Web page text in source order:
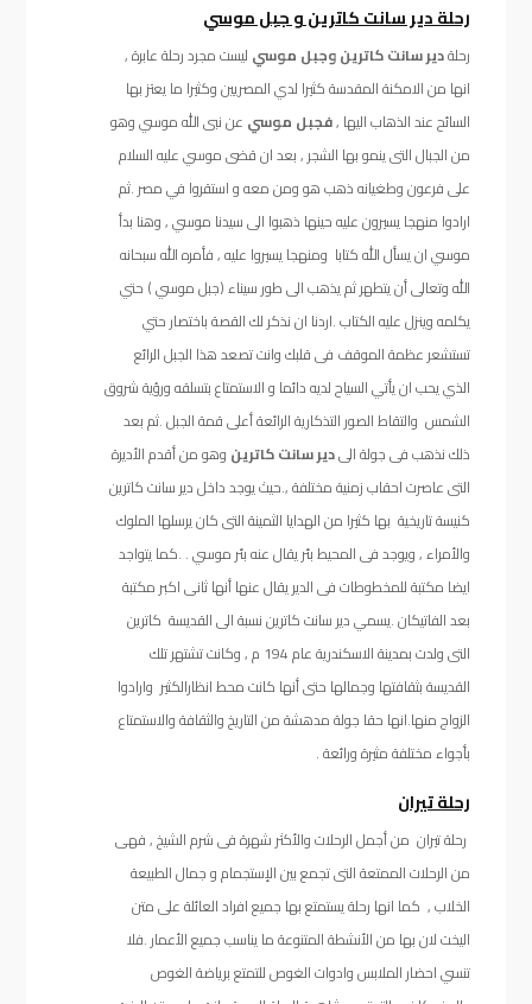
رحلة دير سانت كاترين و جبل موسي
رحلةدير سانت كاترين وجبل موسي ليست مجرد رحلة عابرة ,
انها من الامكنة المقدسة كثيرا لدي المصريين وكثيرا ما يعتز بها
السائح عند الذهاب اليها ,فجبل موسي عن نبى الله موسي وهو
من الجبال التى ينمو بها الشجر , بعد ان قضى موسي عليه السلام
على فرعون وطغيانه ذهب هو ومن معه و استقروا في مصر .ثم
ارادوا منهجا يسيرون عليه حينها ذهبوا الى سيدنا موسي , وهنا بدأ
موسي ان يسأل الله كتابا ومنهجا يسيروا عليه , فأمره الله سبحانه
الله وتعالى أن يتطهر ثم يذهب الى طور سيناء (جبل موسي ) حتي
يكلمه وينزل عليه الكتاب .اردنا ان نذكر لك القصة باختصار حتي
تستشعر عظمة الموقف فى قلبك وانت تصعد هذا الجبل الرائع
الذي يحب ان يأتي السياح لديه دائما و الاستمتاع بتسلقه ورؤية شروق
الشمس والتقاط الصور التذكارية الرائعة أعلى قمة الجبل .ثم بعد
ذلك نذهب فى جولة الىدير سانت كاترين وهو من أقدم الأديرة
التى عاصرت احقاب زمنية مختلفة ,.حيث يوجد داخل دير سانت كاترين
كنيسة تاريخية بها كثيرا من الهدايا الثمينة التى كان يرسلها الملوك
والأمراء , ويوجد فى المحيط بئر يقال عنه بئر موسي . .كما يتواجد
ايضا مكتبة للمخطوطات فى الدير يقال عنها أنها ثانى اكبر مكتبة
بعد الفاتيكان .يسمي دير سانت كاترين نسبة الى القديسة كاترين
التى ولدت بمدينة الاسكندرية عام 194 م , وكانت تشتهر تلك
القديسة بثقافتها وجمالها حتى أنها كانت محط انظارالكثير وارادوا
الزواج منها.انها حقا جولة مدهشة من التاريخ والثقافة والاستمتاع
بأجواء مختلفة مثيرة ورائعة .
رحلة تيران
رحلة تيران من أجمل الرحلات والأكثر شهرة فى شرم الشيخ , فهى
من الرحلات الممتعة التى تجمع بين الإستجمام و جمال الطبيعة
الخلاب , كما انها رحلة يستمتع بها جميع افراد العائلة على متن
اليخت لان بها من الأنشطة المتنوعة ما يناسب جميع الأعمار .فلا
تنسي احضار الملابس وادوات الغوص للتمتع برياضة الغوص